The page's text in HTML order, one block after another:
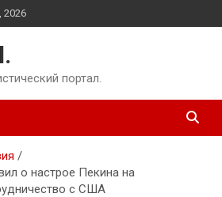
2026
портал.
о настрое Пекина на
с США